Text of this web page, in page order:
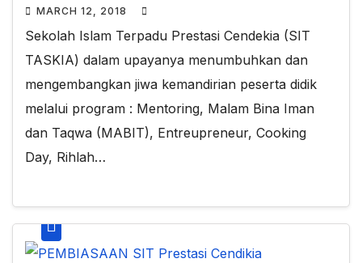
MARCH 12, 2018
Sekolah Islam Terpadu Prestasi Cendekia (SIT
TASKIA) dalam upayanya menumbuhkan dan
mengembangkan jiwa kemandirian peserta didik
melalui program : Mentoring, Malam Bina Iman
dan Taqwa (MABIT), Entreupreneur, Cooking
Day, Rihlah…